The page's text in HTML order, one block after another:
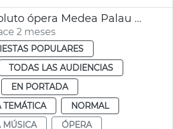
Estreno absoluto ópera Medea Palau Música València
2 meses
POPULARES
TODAS LAS AUDIENCIAS
EN PORTADA
TEMÁTICA
NORMAL
MÚSICA
ÓPERA